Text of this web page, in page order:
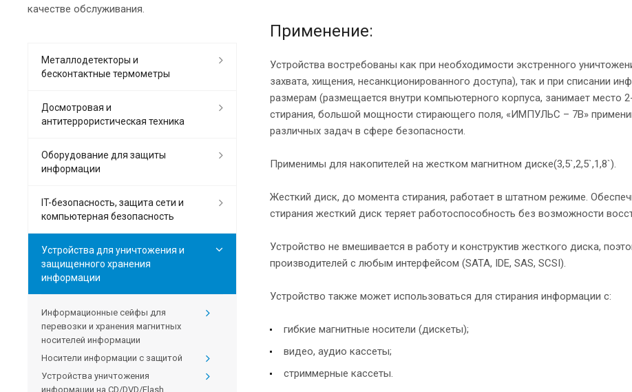
Применение:
Устройства востребованы как при необходимости экстренного
захвата, хищения, несанкционированного доступа), так и при списании
размерам (размещается внутри компьютерного корпуса, занимает место
стирания, большой мощности стирающего поля, «ИМПУЛЬС – 7В»
различных задач в сфере безопасности.
Применимы для накопителей на жестком магнитном диске(3,5`,2,5`,1,8`).
Жесткий диск, до момента стирания, работает в штатном режиме.
стирания жесткий диск теряет работоспособность без возможности
Устройство не вмешивается в работу и конструктив жесткого диска,
производителей с любым интерфейсом (SATA, IDE, SAS, SCSI).
Устройство также может использоваться для стирания информации с:
гибкие магнитные носители (дискеты);
видео, аудио кассеты;
стриммерные кассеты.
качестве обслуживания.
Металлодетекторы и
бесконтактные термометры
Досмотровая и
антитеррористическая техника
Оборудование для защиты
информации
IT-безопасность, защита сети и
компьютерная безопасность
Устройства для уничтожения и
защищенного хранения
информации
Информационные сейфы для
перевозки и хранения магнитных
носителей информации
Носители информации с защитой
Устройства уничтожения
информации на CD/DVD/Flash